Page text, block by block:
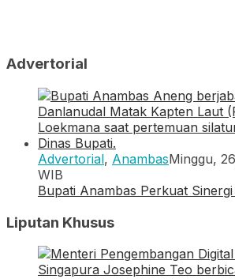
Advertorial
Advertorial, AnambasMinggu,
WIB
Bupati Anambas Perkuat
Liputan Khusus